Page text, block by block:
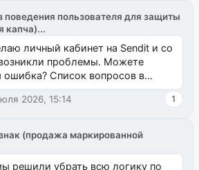
поведения пользователя для защиты
капча)...
личный кабинет на Sendit и со
проблемы. Можете
ошибка? Список вопросов в
на modx.pro пока пуст, и,...
2026, 15:14 1
(продажа маркированной
решили убрать всю логику по